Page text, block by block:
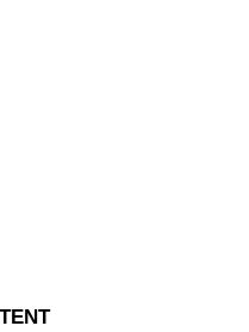
ஓவர்களில் 196